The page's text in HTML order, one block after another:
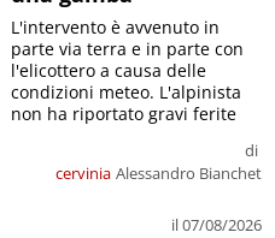
cervinia
di
Alessandro Bianchet
il 07/08/2026
L'intervento è avvenuto in
parte via terra e in parte con
l'elicottero a causa delle
condizioni meteo. L'alpinista
non ha riportato gravi ferite